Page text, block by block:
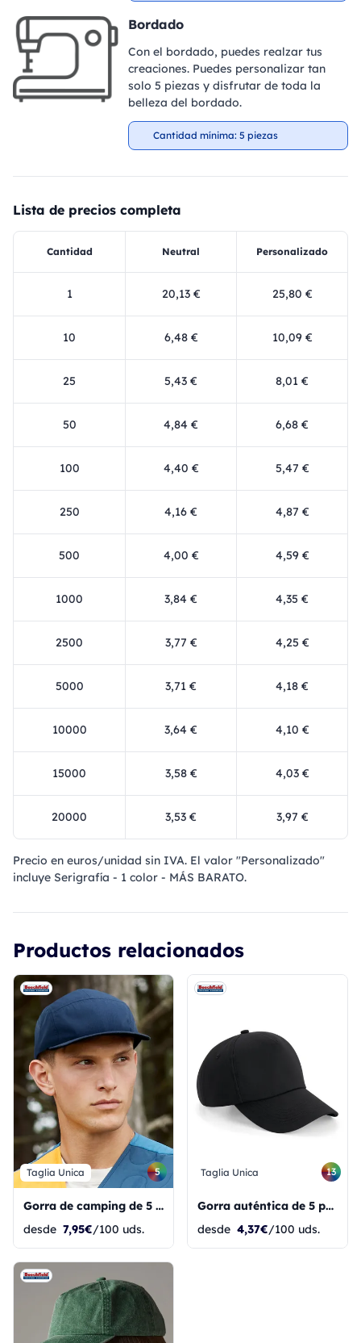
Bordado
Con el bordado, puedes realzar tus
creaciones. Puedes personalizar tan
solo 5 piezas y disfrutar de toda la
belleza del bordado.
Cantidad mínima: 5 piezas
Lista de precios completa
Cantidad Neutral Personalizado
1 20,13 € 25,80 €
10 6,48 € 10,09 €
25 5,43 € 8,01 €
50 4,84 € 6,68 €
100 4,40 € 5,47 €
250 4,16 € 4,87 €
500 4,00 € 4,59 €
1000 3,84 € 4,35 €
2500 3,77 € 4,25 €
5000 3,71 € 4,18 €
10000 3,64 € 4,10 €
15000 3,58 € 4,03 €
20000 3,53 € 3,97 €
Precio en euros/unidad sin IVA. El valor "Personalizado"
incluye Serigrafía - 1 color - MÁS BARATO.
Productos relacionados
Taglia Unica 5
Gorra de camping de 5 paneles para exteriores
desde 7,95€/100 uds.
Taglia Unica 13
Gorra auténtica de 5 paneles
desde 4,37€/100 uds.